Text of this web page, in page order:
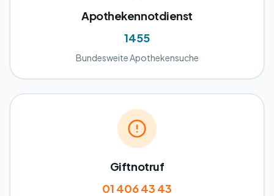
Apothekennotdienst
1455
Bundesweite Apothekensuche
Giftnotruf
01 406 43 43